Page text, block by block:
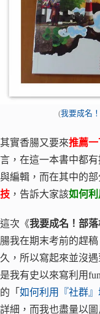
(我要成名
其實香腸又要來推薦
言，在這一本書中都
與編輯，而在其中的
技 ，告訴大家該如何
這次《我要成名！部
腸我在期末考前的趕
久，所以寫起來並沒
是我有史以來寫利用
的「 如何利用『社群
詳細，而我也盡量以